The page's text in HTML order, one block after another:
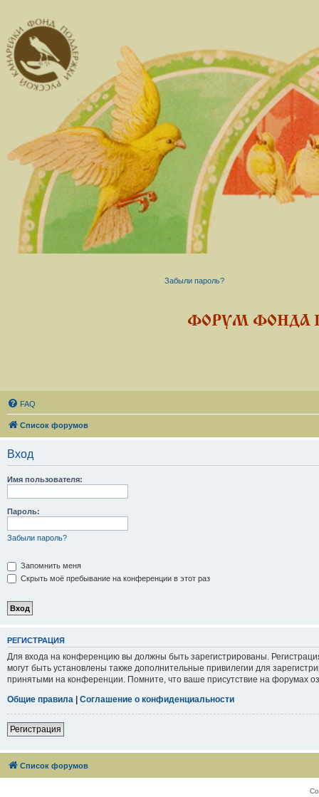
Забыли пароль?
ФОРУМ ФОНДА
FAQ
Список форумов
Вход
Имя пользователя:
Пароль:
Забыли пароль?
Запомнить меня
Скрыть моё пребывание на конференции в этот раз
РЕГИСТРАЦИЯ
Для входа на конференцию вы должны быть зарегистрированы.
могут быть установлены также дополнительные привилегии для
принятыми на конференции. Помните, что ваше присутствие на форумах
Общие правила | Соглашение о конфиденциальности
Регистрация
Список форумов